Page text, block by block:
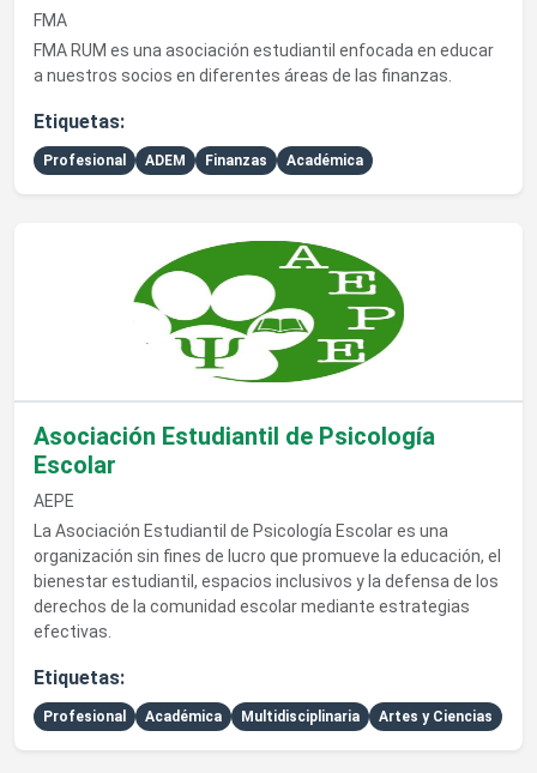
FMA
FMA RUM es una asociación estudiantil enfocada en educar
a nuestros socios en diferentes áreas de las finanzas.
Etiquetas:
Profesional ADEM Finanzas Académica
Ver detalles de Asociación Estudiantil de Psicología Escolar
Asociación Estudiantil de Psicología
Escolar
AEPE
La Asociación Estudiantil de Psicología Escolar es una
organización sin fines de lucro que promueve la educación, el
bienestar estudiantil, espacios inclusivos y la defensa de los
derechos de la comunidad escolar mediante estrategias
efectivas.
Etiquetas:
Profesional Académica Multidisciplinaria Artes y Ciencias